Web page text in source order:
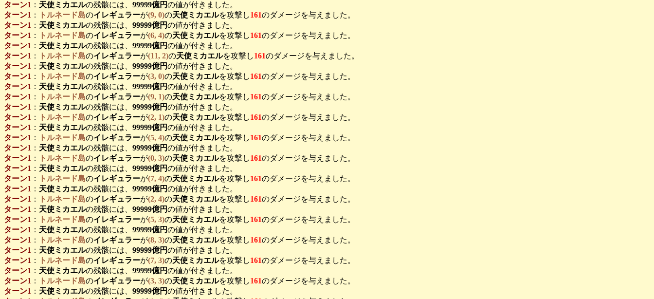
ターン1 ： 天使ミカエルの残骸には、 99999億円の値が付きました。
ターン1 ： トルネード島のイレギュラーが(9, 0)の天使ミカエルを攻撃し161のダメージを与えました。
ターン1 ： 天使ミカエルの残骸には、 99999億円の値が付きました。
ターン1 ： トルネード島のイレギュラーが(6, 4)の天使ミカエルを攻撃し161のダメージを与えました。
ターン1 ： 天使ミカエルの残骸には、 99999億円の値が付きました。
ターン1 ： トルネード島のイレギュラーが(11, 2)の天使ミカエルを攻撃し161のダメージを与えました。
ターン1 ： 天使ミカエルの残骸には、 99999億円の値が付きました。
ターン1 ： トルネード島のイレギュラーが(3, 0)の天使ミカエルを攻撃し161のダメージを与えました。
ターン1 ： 天使ミカエルの残骸には、 99999億円の値が付きました。
ターン1 ： トルネード島のイレギュラーが(9, 1)の天使ミカエルを攻撃し161のダメージを与えました。
ターン1 ： 天使ミカエルの残骸には、 99999億円の値が付きました。
ターン1 ： トルネード島のイレギュラーが(2, 1)の天使ミカエルを攻撃し161のダメージを与えました。
ターン1 ： 天使ミカエルの残骸には、 99999億円の値が付きました。
ターン1 ： トルネード島のイレギュラーが(5, 4)の天使ミカエルを攻撃し161のダメージを与えました。
ターン1 ： 天使ミカエルの残骸には、 99999億円の値が付きました。
ターン1 ： トルネード島のイレギュラーが(0, 3)の天使ミカエルを攻撃し161のダメージを与えました。
ターン1 ： 天使ミカエルの残骸には、 99999億円の値が付きました。
ターン1 ： トルネード島のイレギュラーが(7, 4)の天使ミカエルを攻撃し161のダメージを与えました。
ターン1 ： 天使ミカエルの残骸には、 99999億円の値が付きました。
ターン1 ： トルネード島のイレギュラーが(2, 4)の天使ミカエルを攻撃し161のダメージを与えました。
ターン1 ： 天使ミカエルの残骸には、 99999億円の値が付きました。
ターン1 ： トルネード島のイレギュラーが(5, 3)の天使ミカエルを攻撃し161のダメージを与えました。
ターン1 ： 天使ミカエルの残骸には、 99999億円の値が付きました。
ターン1 ： トルネード島のイレギュラーが(8, 3)の天使ミカエルを攻撃し161のダメージを与えました。
ターン1 ： 天使ミカエルの残骸には、 99999億円の値が付きました。
ターン1 ： トルネード島のイレギュラーが(7, 3)の天使ミカエルを攻撃し161のダメージを与えました。
ターン1 ： 天使ミカエルの残骸には、 99999億円の値が付きました。
ターン1 ： トルネード島のイレギュラーが(3, 3)の天使ミカエルを攻撃し161のダメージを与えました。
ターン1 ： 天使ミカエルの残骸には、 99999億円の値が付きました。